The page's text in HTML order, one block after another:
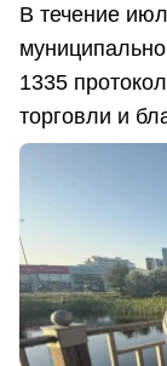
В течение
1335
торговли и